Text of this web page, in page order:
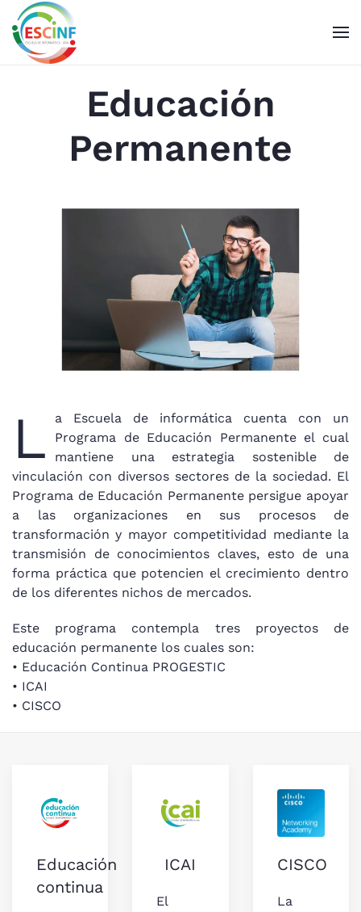
Skip to main content
Educación
Permanente
L
a Escuela de informática cuenta con un
Programa de Educación Permanente el cual
mantiene una estrategia sostenible de
vinculación con diversos sectores de la sociedad. El
Programa de Educación Permanente persigue apoyar
a las organizaciones en sus procesos de
transformación y mayor competitividad mediante la
transmisión de conocimientos claves, esto de una
forma práctica que potencien el crecimiento dentro
de los diferentes nichos de mercados.
Este programa contempla tres proyectos de
educación permanente los cuales son:
• Educación Continua PROGESTIC
• ICAI
• CISCO
Educación
continua
ICAI
El
CISCO
La